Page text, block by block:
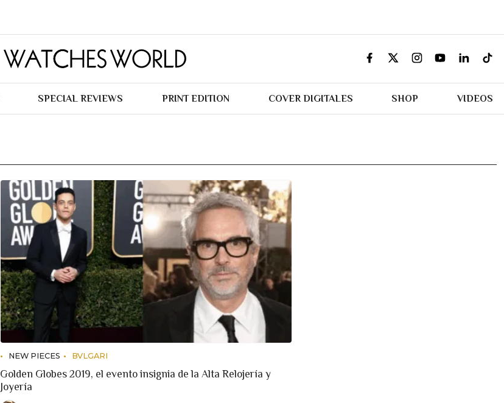
SPECIAL REVIEWS PRINT EDITION COVER DIGITALES SHOP VIDEOS
NEW PIECES BVLGARI
Golden Globes 2019, el evento insignia de la Alta Relojería y
Joyería